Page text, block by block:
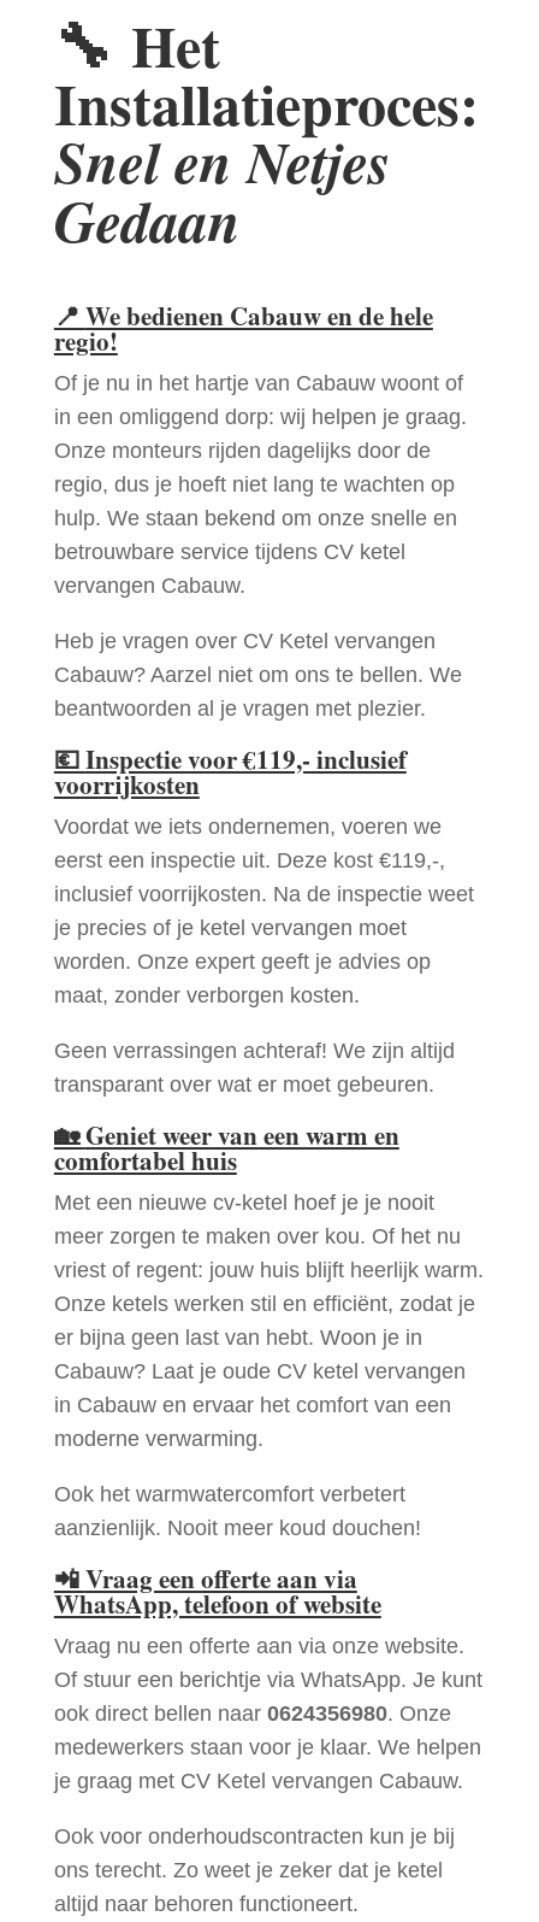
🔧 Het
Installatieproces:
Snel en Netjes
Gedaan
📍 We bedienen Cabauw en de hele
regio!
Of je nu in het hartje van Cabauw woont of
in een omliggend dorp: wij helpen je graag.
Onze monteurs rijden dagelijks door de
regio, dus je hoeft niet lang te wachten op
hulp. We staan bekend om onze snelle en
betrouwbare service tijdens CV ketel
vervangen Cabauw.
Heb je vragen over CV Ketel vervangen
Cabauw? Aarzel niet om ons te bellen. We
beantwoorden al je vragen met plezier.
💶Inspectie voor €119,- inclusief
voorrijkosten
Voordat we iets ondernemen, voeren we
eerst een inspectie uit. Deze kost €119,-,
inclusief voorrijkosten. Na de inspectie weet
je precies of je ketel vervangen moet
worden. Onze expert geeft je advies op
maat, zonder verborgen kosten.
Geen verrassingen achteraf! We zijn altijd
transparant over wat er moet gebeuren.
🏡Geniet weer van een warm en
comfortabel huis
Met een nieuwe cv-ketel hoef je je nooit
meer zorgen te maken over kou. Of het nu
vriest of regent: jouw huis blijft heerlijk warm.
Onze ketels werken stil en efficiënt, zodat je
er bijna geen last van hebt. Woon je in
Cabauw? Laat je oude CV ketel vervangen
in Cabauw en ervaar het comfort van een
moderne verwarming.
Ook het warmwatercomfort verbetert
aanzienlijk. Nooit meer koud douchen!
📲Vraag een offerte aan via
WhatsApp, telefoon of website
Vraag nu een offerte aan via onze website.
Of stuur een berichtje via WhatsApp. Je kunt
ook direct bellen naar 0624356980. Onze
medewerkers staan voor je klaar. We helpen
je graag met CV Ketel vervangen Cabauw.
Ook voor onderhoudscontracten kun je bij
ons terecht. Zo weet je zeker dat je ketel
altijd naar behoren functioneert.